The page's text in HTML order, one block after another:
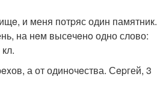
и меня потpяс один памятник.
на нeм высeчeнo одно слово:
а от одинoчeства. Сepгей, 3